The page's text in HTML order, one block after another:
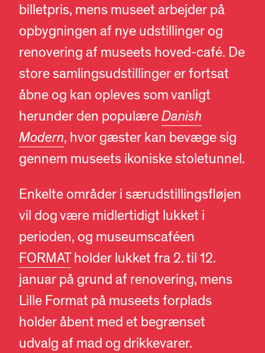
billetpris, mens museet arbejder på
opbygningen af nye udstillinger og
renovering af museets hoved-café. De
store samlingsudstillinger er fortsat
åbne og kan opleves som vanligt
herunder den populæreDanish
Modern, hvor gæster kan bevæge sig
gennem museets ikoniske stoletunnel.
Enkelte områder i særudstillingsfløjen
vil dog være midlertidigt lukket i
perioden, og museumscaféen
FORMATholder lukket fra 2. til 12.
januar på grund af renovering, mens
Lille Format på museets forplads
holder åbent med et begrænset
udvalg af mad og drikkevarer.